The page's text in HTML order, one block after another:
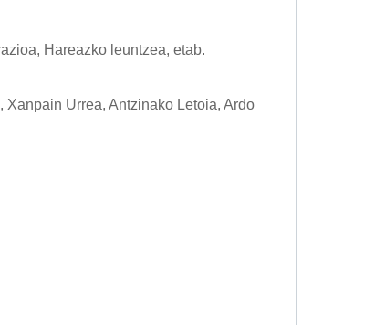
Hareazko leuntzea, etab.
Xanpain Urrea, Antzinako Letoia, Ardo